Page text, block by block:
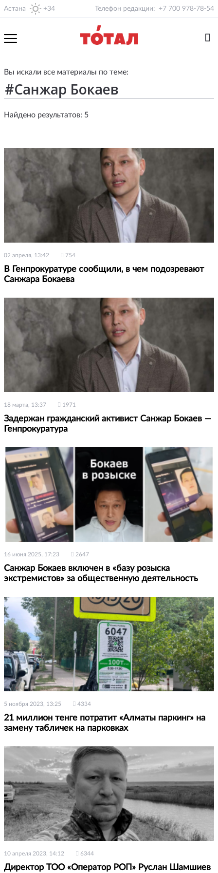
Астана +34 Телефон редакции: +7 700 978-78-54
Вы искали все материалы по теме:
Найдено результатов: 5
02 апреля, 13:42 754
В Генпрокуратуре сообщили, в чем подозревают
Санжара Бокаева
18 марта, 13:37 1971
Задержан гражданский активист Санжар Бокаев —
Генпрокуратура
16 июня 2025, 17:23 2647
Санжар Бокаев включен в «базу розыска
экстремистов» за общественную деятельность
5 ноября 2023, 13:25 4334
21 миллион тенге потратит «Алматы паркинг» на
замену табличек на парковках
10 апреля 2023, 14:12 6344
Директор ТОО «Оператор РОП» Руслан Шамшиев